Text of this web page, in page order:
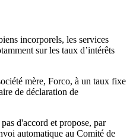
incorporels, les services
sur les taux d’intérêts
mère, Forco, à un taux fixe
de déclaration de
d'accord et propose, par
automatique au Comité de